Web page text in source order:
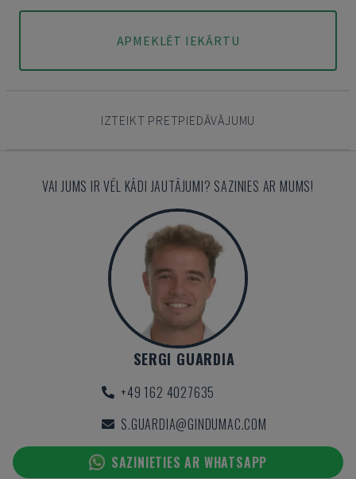
APMEKLĒT IEKĀRTU
IZTEIKT PRETPIEDĀVĀJUMU
VAI JUMS IR VĒL KĀDI JAUTĀJUMI? SAZINIES AR MUMS!
SERGI GUARDIA
+49 162 4027635
S.GUARDIA@GINDUMAC.COM
SAZINIETIES AR WHATSAPP